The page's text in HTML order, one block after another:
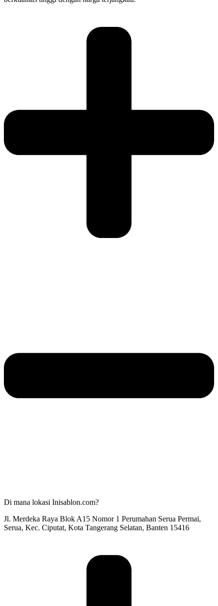
Di mana lokasi Inisablon.com?
Jl. Merdeka Raya Blok A15 Nomor 1 Perumahan Serua Permai,
Serua, Kec. Ciputat, Kota Tangerang Selatan, Banten 15416